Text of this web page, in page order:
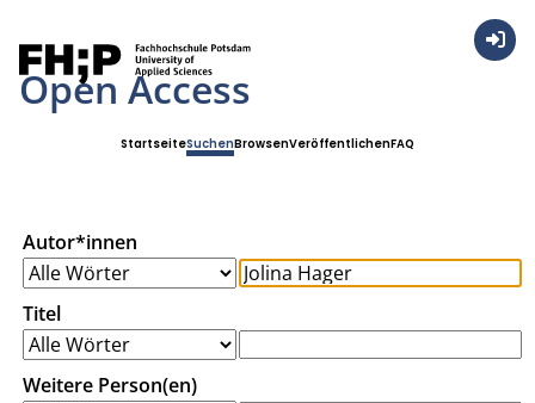
Open Access
StartseiteSuchenBrowsenVeröffentlichenFAQ
Autor*innen
Titel
Weitere Person(en)